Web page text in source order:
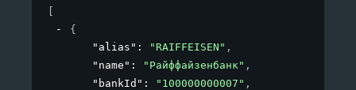
{
"alias" : "RAIFFEISEN" ,
"name" : "Райффайзенбанк" ,
"bankId" : "100000000007" ,